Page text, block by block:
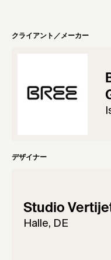
クライアント／メーカー
デザイナー
Studio
Halle, DE